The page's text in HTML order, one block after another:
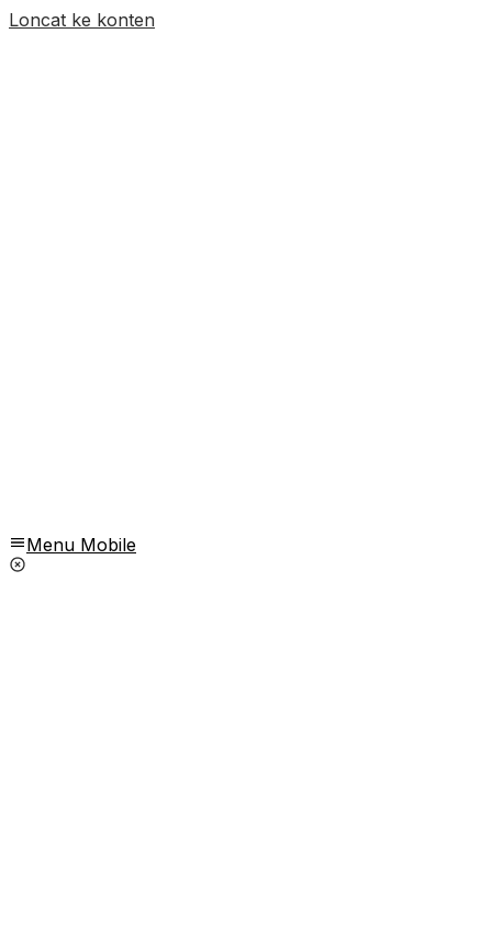
Loncat ke konten
Menu Mobile